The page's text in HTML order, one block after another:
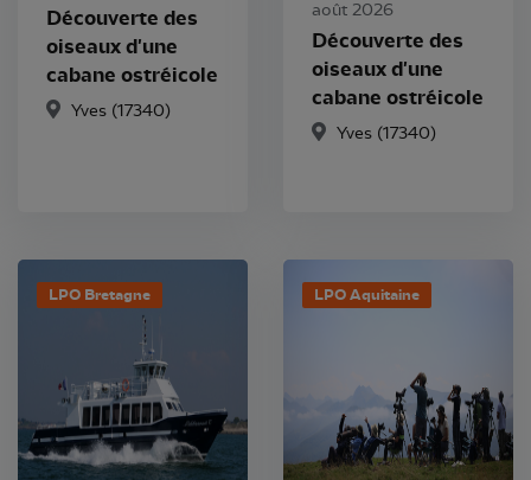
Découverte des
oiseaux d'une
cabane ostréicole
Yves (17340)
août 2026
Découverte des
oiseaux d'une
cabane ostréicole
Yves (17340)
LPO Bretagne LPO Aquitaine